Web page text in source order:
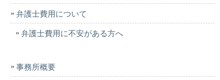
弁護士費用について
弁護士費用に不安がある方へ
事務所概要